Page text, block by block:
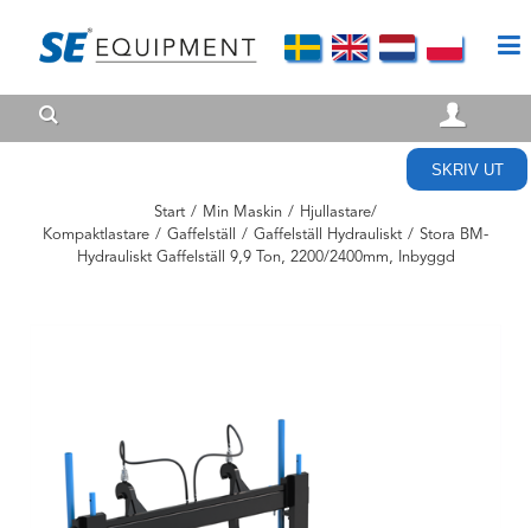
SKRIV UT
Start / Min Maskin / Hjullastare/
Kompaktlastare / Gaffelställ / Gaffelställ Hydrauliskt / Stora BM-
Hydrauliskt Gaffelställ 9,9 Ton, 2200/2400mm, Inbyggd